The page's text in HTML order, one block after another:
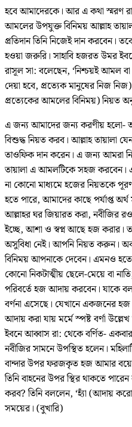
হবে আমাদেরকে। আর এ কথা স্মরণ
আমলের উপযুক্ত বিনিময় আল্লাহ
প্রতিদান তিনি নিজেই দান করবেন।
হওয়া জরুরি। সাহাবি হজরত উমর
রাসূল সা: বলেছেন, ‘নিশ্চয়ই আমল বা
দেয়া হবে, প্রত্যেক মানুষের নিজ
প্রত্যেকের আমলের বিনিময়) নিয়ত
এ জন্য আমাদের জন্য করণীয় হলো-
বিশুদ্ধ নিয়ত করব। আল্লাহ তায়ালা
তাওফিক দান করেন। এ জন্য আমরা
তায়ালা এ আমলটিকে সহজ করবেন।
না কোনো মাধ্যমে হজের নিয়তকে
হতে পারে, আমাদের কাছে পর্যাপ্ত
আল্লাহর ঘর জিয়ারত করা, নবীজির
ইচ্ছে, আশা ও স্বপ্ন আছে হজ
অসুবিধা নেই। আপনি নিয়ত করুন।
বিনিময় আপনাকে দেবেন। এমনও
কোনো নিকটাত্মীয় ছেলে-মেয়ে বা
পরিবর্তে হজ আদায় করবেন। যাকে
বর্ণনা এসেছে। যেখানে একজনের
আদায় করা যায় মর্মে স্পষ্ট বর্ণা
ইবনে আব্বাস রা: থেকে বর্ণিত-
নবীজির সামনে উপস্থিত হলেন।
বান্দার উপর ফরজকৃত হজ আমার
তিনি বাহনের উপর স্থির থাকতে
করব? তিনি বললেন, ‘হ্যাঁ (আদায়
সময়ের। (বুখারি)